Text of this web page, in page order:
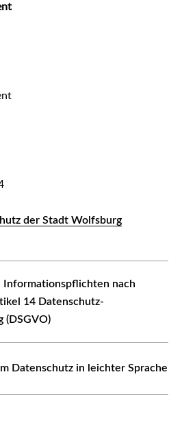
der Stadt Wolfsburg
Informationspflichten nach
14 Datenschutz-
(DSGVO)
Datenschutz in leichter Sprache